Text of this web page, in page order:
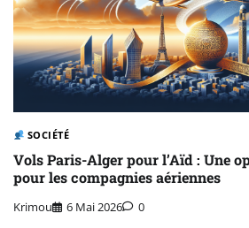
SOCIÉTÉ
Vols Paris-Alger pour l’Aïd : Une
pour les compagnies aériennes
Krimou 6 Mai 2026 0